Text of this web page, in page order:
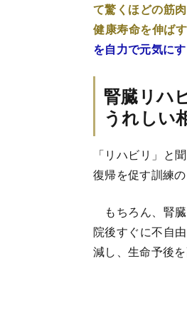
て驚くほどの筋
健康寿命を伸ば
を自力で元気にす
腎臓リハ
うれしい
「リハビリ」と
復帰を促す訓練
もちろん、腎
院後すぐに不自
減し、生命予後